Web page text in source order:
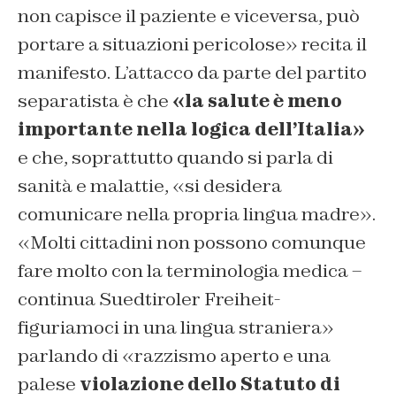
non capisce il paziente e viceversa, può
portare a situazioni pericolose» recita il
manifesto. L’attacco da parte del partito
separatista è che «la salute è meno
importante nella logica dell’Italia»
e che, soprattutto quando si parla di
sanità e malattie, «si desidera
comunicare nella propria lingua madre».
«Molti cittadini non possono comunque
fare molto con la terminologia medica –
continua Suedtiroler Freiheit-
figuriamoci in una lingua straniera»
parlando di «razzismo aperto e una
palese violazione dello Statuto di